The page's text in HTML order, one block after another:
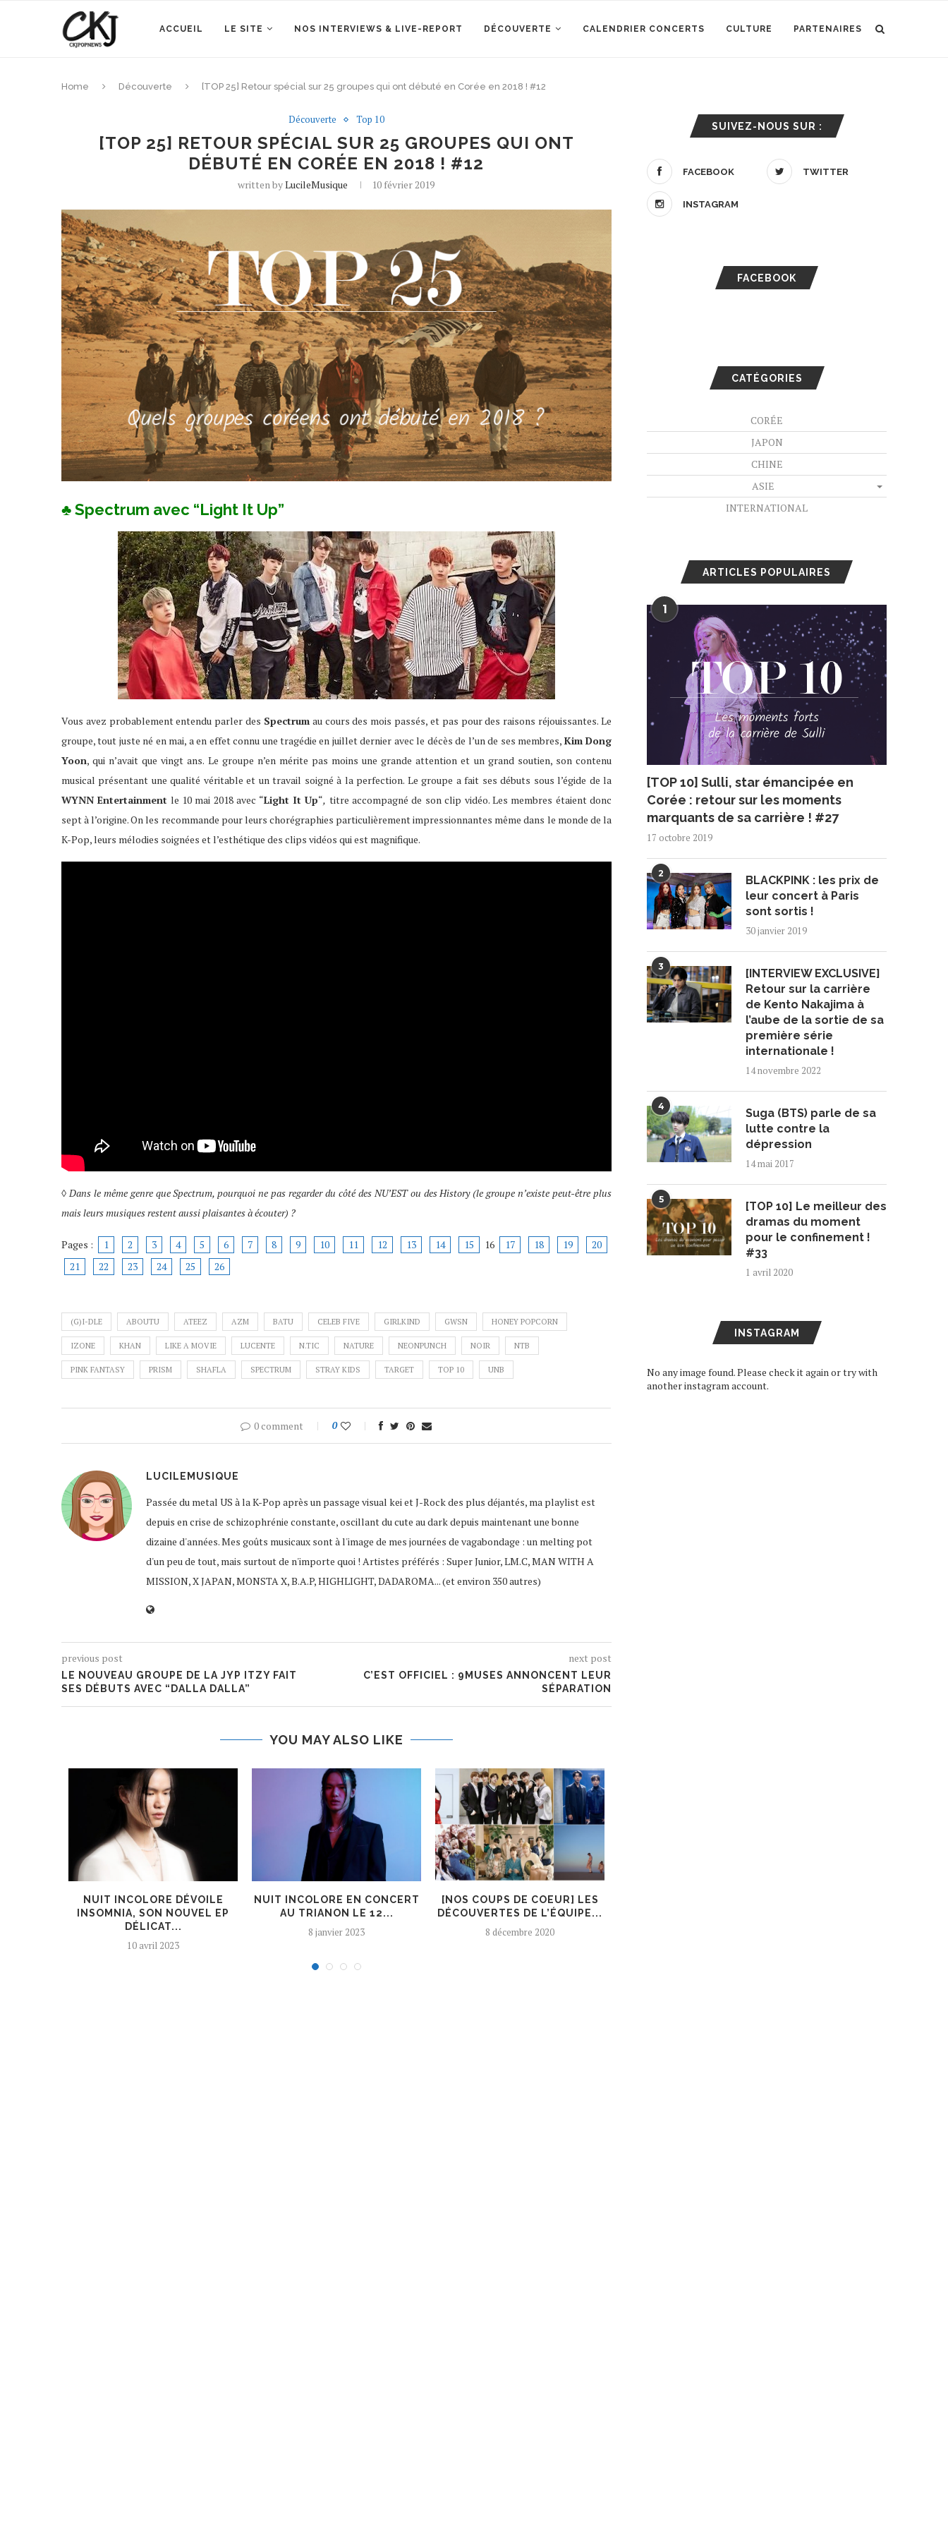
ACCUEIL LE SITE NOS INTERVIEWS & LIVE-REPORT DÉCOUVERTE CALENDRIER CONCERTS CULTURE PARTENAIRES
Home Découverte [TOP 25] Retour spécial sur 25 groupes qui ont débuté en Corée en 2018 ! #12
Découverte Top 10
[TOP 25] RETOUR SPÉCIAL SUR 25 GROUPES QUI ONT
DÉBUTÉ EN CORÉE EN 2018 ! #12
written byLucileMusique 10 février 2019
♣ Spectrum avec “Light It Up”
Vous avez probablement entendu parler des Spectrum au cours des mois passés, et pas pour des raisons réjouissantes. Le
groupe, tout juste né en mai, a en effet connu une tragédie en juillet dernier avec le décès de l’un de ses membres, Kim Dong
Yoon, qui n’avait que vingt ans. Le groupe n’en mérite pas moins une grande attention et un grand soutien, son contenu
musical présentant une qualité véritable et un travail soigné à la perfection. Le groupe a fait ses débuts sous l’égide de la
WYNN Entertainment le 10 mai 2018 avec “Light It Up“, titre accompagné de son clip vidéo. Les membres étaient donc
sept à l’origine. On les recommande pour leurs chorégraphies particulièrement impressionnantes même dans le monde de la
K-Pop, leurs mélodies soignées et l’esthétique des clips vidéos qui est magnifique.
◊ Dans le même genre que Spectrum, pourquoi ne pas regarder du côté des NU’EST ou des History (le groupe n’existe peut-être plus
mais leurs musiques restent aussi plaisantes à écouter) ?
Pages : 1 2 3 4 5 6 7 8 9 10 11 12 13 14 15 16 17 18 19
20
21
22 23 24 25 26
(G)I-DLE ABOUTU ATEEZ AZM BATU CELEB FIVE GIRLKIND GWSN HONEY POPCORN
IZONE KHAN LIKE A MOVIE LUCENTE N.TIC NATURE NEONPUNCH NOIR NTB
PINK FANTASY PRISM SHAFLA SPECTRUM STRAY KIDS TARGET TOP 10 UNB
0 comment 0
LUCILEMUSIQUE
Passée du metal US à la K-Pop après un passage visual kei et J-Rock des plus déjantés, ma playlist est
depuis en crise de schizophrénie constante, oscillant du cute au dark depuis maintenant une bonne
dizaine d'années. Mes goûts musicaux sont à l'image de mes journées de vagabondage : un melting pot
d'un peu de tout, mais surtout de n'importe quoi ! Artistes préférés : Super Junior, LM.C, MAN WITH A
MISSION, X JAPAN, MONSTA X, B.A.P, HIGHLIGHT, DADAROMA... (et environ 350 autres)
previous post
LE NOUVEAU GROUPE DE LA JYP ITZY FAIT
SES DÉBUTS AVEC “DALLA DALLA”
next post
C’EST OFFICIEL : 9MUSES ANNONCENT LEUR
SÉPARATION
YOU MAY ALSO LIKE
NUIT INCOLORE DÉVOILE
INSOMNIA, SON NOUVEL EP
DÉLICAT...
10 avril 2023
NUIT INCOLORE EN CONCERT
AU TRIANON LE 12...
8 janvier 2023
[NOS COUPS DE COEUR] LES
DÉCOUVERTES DE L’ÉQUIPE...
8 décembre 2020
SUIVEZ-NOUS SUR :
FACEBOOK TWITTER
INSTAGRAM
FACEBOOK
CATÉGORIES
CORÉE
JAPON
CHINE
ASIE
INTERNATIONAL
ARTICLES POPULAIRES
1
[TOP 10] Sulli, star émancipée en
Corée : retour sur les moments
marquants de sa carrière ! #27
17 octobre 2019
2
BLACKPINK : les prix de
leur concert à Paris
sont sortis !
30 janvier 2019
3
[INTERVIEW EXCLUSIVE]
Retour sur la carrière
de Kento Nakajima à
l’aube de la sortie de sa
première série
internationale !
14 novembre 2022
4
Suga (BTS) parle de sa
lutte contre la
dépression
14 mai 2017
5
[TOP 10] Le meilleur des
dramas du moment
pour le confinement !
#33
1 avril 2020
INSTAGRAM
No any image found. Please check it again or try with
another instagram account.